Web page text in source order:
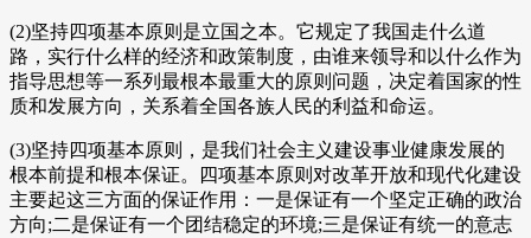
(2)坚持四项基本原则是立国之本。它规定了我国走什么道
路，实行什么样的经济和政策制度，由谁来领导和以什么作为
指导思想等一系列最根本最重大的原则问题，决定着国家的性
质和发展方向，关系着全国各族人民的利益和命运。
(3)坚持四项基本原则，是我们社会主义建设事业健康发展的
根本前提和根本保证。四项基本原则对改革开放和现代化建设
主要起这三方面的保证作用：一是保证有一个坚定正确的政治
方向;二是保证有一个团结稳定的环境;三是保证有统一的意志